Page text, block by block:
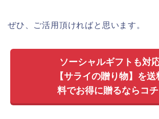
ぜひ、ご活用頂ければと思います。
ソーシャルギフトも対
【サライの贈り物】を送
料でお得に贈るならコ